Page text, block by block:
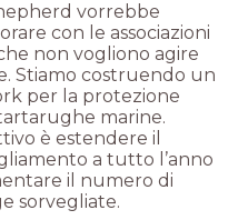
vorrebbe
con le associazioni
non vogliono agire
Stiamo costruendo un
per la protezione
marine.
è estendere il
a tutto l’anno
il numero di
sorvegliate.